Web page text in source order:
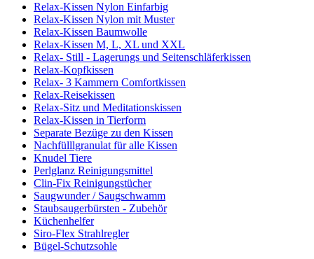
Relax-Kissen Nylon Einfarbig
Relax-Kissen Nylon mit Muster
Relax-Kissen Baumwolle
Relax-Kissen M, L, XL und XXL
Relax- Still - Lagerungs und Seitenschläferkissen
Relax-Kopfkissen
Relax- 3 Kammern Comfortkissen
Relax-Reisekissen
Relax-Sitz und Meditationskissen
Relax-Kissen in Tierform
Separate Bezüge zu den Kissen
Nachfülllgranulat für alle Kissen
Knudel Tiere
Perlglanz Reinigungsmittel
Clin-Fix Reinigungstücher
Saugwunder / Saugschwamm
Staubsaugerbürsten - Zubehör
Küchenhelfer
Siro-Flex Strahlregler
Bügel-Schutzsohle